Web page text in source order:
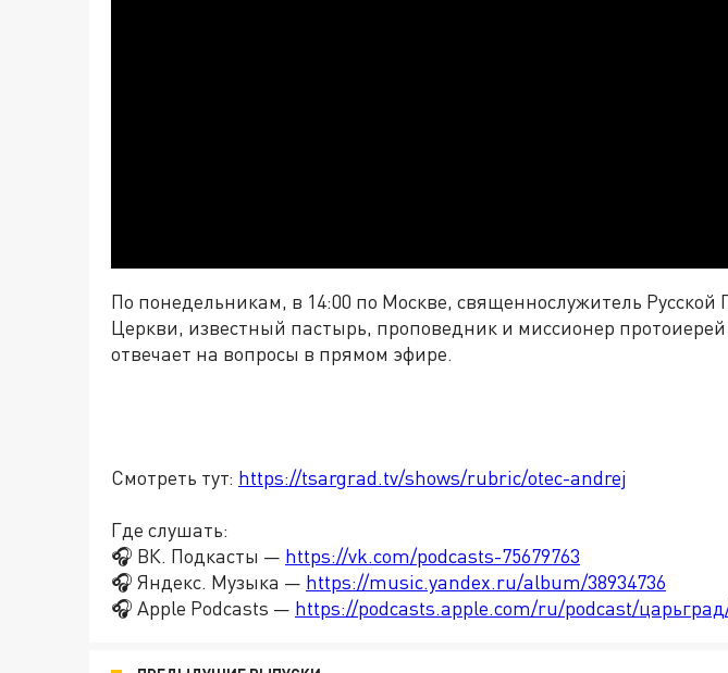
По понедельникам, в 14:00 по Москве, священнослужитель Русской
Церкви, известный пастырь, проповедник и миссионер
отвечает на вопросы в прямом эфире.
Смотреть тут: https://tsargrad.tv/shows/rubric/otec-andrej
Где слушать:
🎧 ВК. Подкасты — https://vk.com/podcasts-75679763
🎧 Яндекс. Музыка — https://music.yandex.ru/album/38934736
🎧 Apple Podcasts — https://podcasts.apple.com/ru/podcast/царьград/